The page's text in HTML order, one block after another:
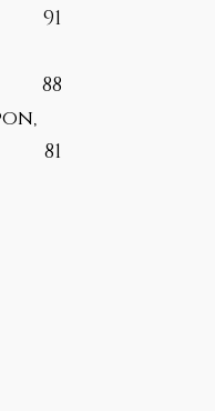
91
88
81